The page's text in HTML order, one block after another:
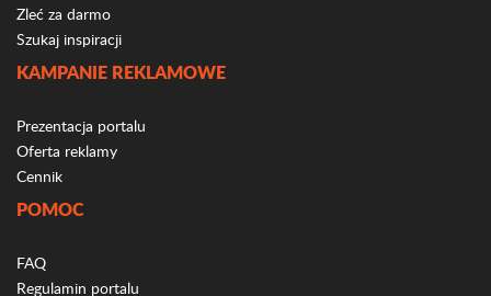
Zleć za darmo
Szukaj inspiracji
KAMPANIE REKLAMOWE
Prezentacja portalu
Oferta reklamy
Cennik
POMOC
FAQ
Regulamin portalu